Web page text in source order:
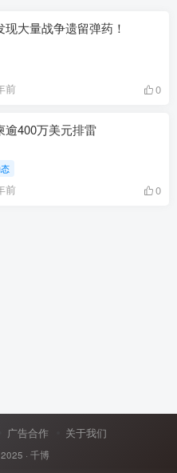
现大量战争遗留弹药！
前 0
逾400万美元排雷
前 0
广告合作 关于我们
· 千博